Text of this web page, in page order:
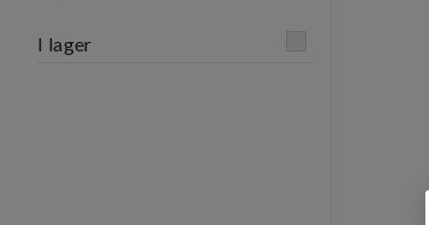
I lager